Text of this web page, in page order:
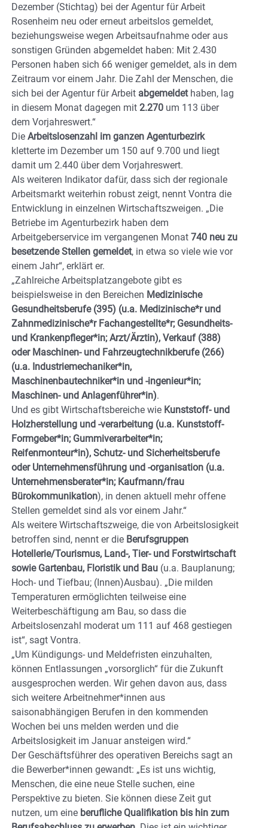
Dezember (Stichtag) bei der Agentur für Arbeit
Rosenheim neu oder erneut arbeitslos gemeldet,
beziehungsweise wegen Arbeitsaufnahme oder aus
sonstigen Gründen abgemeldet haben: Mit 2.430
Personen haben sich 66 weniger gemeldet, als in dem
Zeitraum vor einem Jahr. Die Zahl der Menschen, die
sich bei der Agentur für Arbeit abgemeldet haben, lag
in diesem Monat dagegen mit 2.270 um 113 über
dem Vorjahreswert.“
Die Arbeitslosenzahl im ganzen Agenturbezirk
kletterte im Dezember um 150 auf 9.700 und liegt
damit um 2.440 über dem Vorjahreswert.
Als weiteren Indikator dafür, dass sich der regionale
Arbeitsmarkt weiterhin robust zeigt, nennt Vontra die
Entwicklung in einzelnen Wirtschaftszweigen. „Die
Betriebe im Agenturbezirk haben dem
Arbeitgeberservice im vergangenen Monat 740 neu zu
besetzende Stellen gemeldet, in etwa so viele wie vor
einem Jahr“, erklärt er.
„Zahlreiche Arbeitsplatzangebote gibt es
beispielsweise in den Bereichen Medizinische
Gesundheitsberufe (395) (u.a. Medizinische*r und
Zahnmedizinische*r Fachangestellte*r; Gesundheits-
und Krankenpfleger*in; Arzt/Ärztin), Verkauf (388)
oder Maschinen- und Fahrzeugtechnikberufe (266)
(u.a. Industriemechaniker*in,
Maschinenbautechniker*in und -ingenieur*in;
Maschinen- und Anlagenführer*in).
Und es gibt Wirtschaftsbereiche wie Kunststoff- und
Holzherstellung und -verarbeitung (u.a. Kunststoff-
Formgeber*in; Gummiverarbeiter*in;
Reifenmonteur*in), Schutz- und Sicherheitsberufe
oder Unternehmensführung und -organisation (u.a.
Unternehmensberater*in; Kaufmann/frau
Bürokommunikation), in denen aktuell mehr offene
Stellen gemeldet sind als vor einem Jahr.“
Als weitere Wirtschaftszweige, die von Arbeitslosigkeit
betroffen sind, nennt er die Berufsgruppen
Hotellerie/Tourismus, Land-, Tier- und Forstwirtschaft
sowie Gartenbau, Floristik und Bau (u.a. Bauplanung;
Hoch- und Tiefbau; (Innen)Ausbau). „Die milden
Temperaturen ermöglichten teilweise eine
Weiterbeschäftigung am Bau, so dass die
Arbeitslosenzahl moderat um 111 auf 468 gestiegen
ist“, sagt Vontra.
„Um Kündigungs- und Meldefristen einzuhalten,
können Entlassungen „vorsorglich“ für die Zukunft
ausgesprochen werden. Wir gehen davon aus, dass
sich weitere Arbeitnehmer*innen aus
saisonabhängigen Berufen in den kommenden
Wochen bei uns melden werden und die
Arbeitslosigkeit im Januar ansteigen wird.“
Der Geschäftsführer des operativen Bereichs sagt an
die Bewerber*innen gewandt: „Es ist uns wichtig,
Menschen, die eine neue Stelle suchen, eine
Perspektive zu bieten. Sie können diese Zeit gut
nutzen, um eine berufliche Qualifikation bis hin zum